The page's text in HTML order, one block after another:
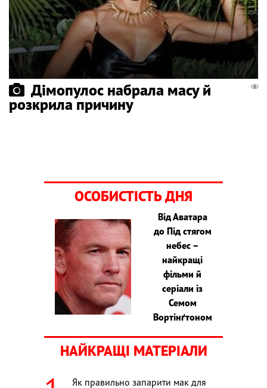
Дімопулос набрала масу й
розкрила причину
ОСОБИСТІСТЬ ДНЯ
Від Аватара
до Під стягом
небес –
найкращі
фільми й
серіали із
Семом
Вортінґтоном
НАЙКРАЩІ МАТЕРІАЛИ
Як правильно запарити мак для